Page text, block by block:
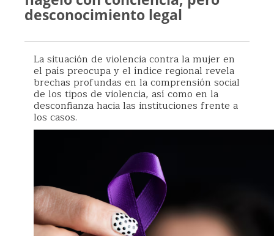
desconocimiento legal
La situación de violencia contra la mujer en
el país preocupa y el índice regional revela
brechas profundas en la comprensión social
de los tipos de violencia, así como en la
desconfianza hacia las instituciones frente a
los casos.